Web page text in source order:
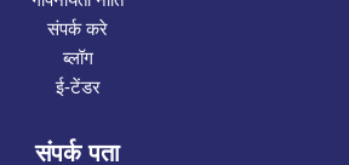
संपर्क करे
ब्लॉग
ई-टेंडर
संपर्क पता